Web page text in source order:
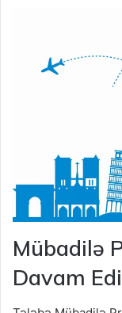
Mübadilə
Davam